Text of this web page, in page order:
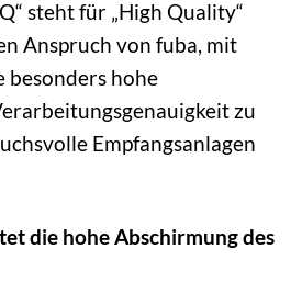
steht für „High Quality“
Anspruch von fuba, mit
besonders hohe
zu
Empfangsanlagen
die hohe Abschirmung des